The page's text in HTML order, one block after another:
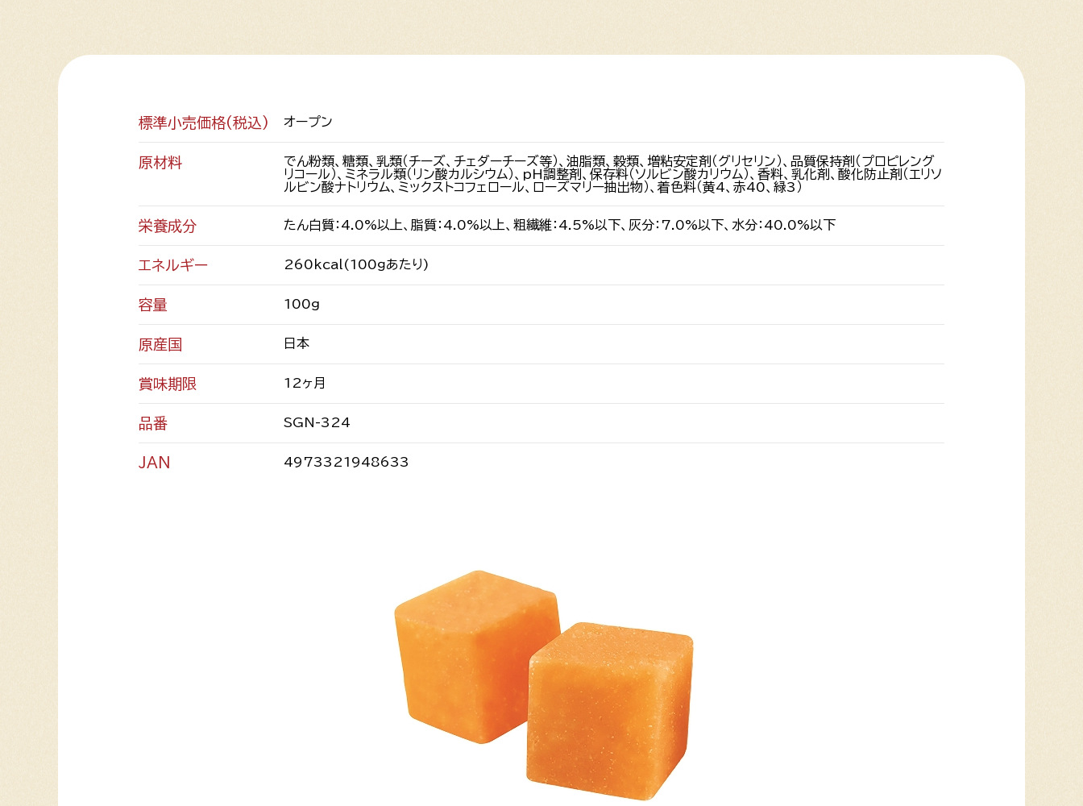
標準小売価格(税込) オープン
原材料
でん粉類、糖類、乳類（チーズ、チェダーチーズ等）、油脂類、穀類、増粘安定剤（グリセリン）、品質保持剤（プロピレング
リコール）、ミネラル類（リン酸カルシウム）、pH調整剤、保存料（ソルビン酸カリウム）、香料、乳化剤、酸化防止剤（エリソ
ルビン酸ナトリウム、ミックストコフェロール、ローズマリー抽出物）、着色料（黄4、赤40、緑3）
栄養成分 たん白質：4.0%以上、脂質：4.0%以上、粗繊維：4.5%以下、灰分：7.0%以下、水分：40.0%以下
エネルギー 260kcal(100ｇあたり)
容量 100g
原産国 日本
賞味期限 12ヶ月
品番 SGN-324
JAN 4973321948633